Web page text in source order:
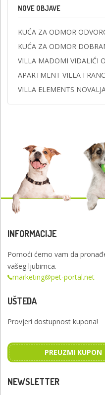
NOVE OBJAVE
KUĆA ZA ODMOR
KUĆA ZA ODMOR
VILLA MADOMI VIDALIĆI
APARTMENT VILLA
VILLA ELEMENTS
INFORMACIJE
Pomoći ćemo vam da
vašeg ljubimca.
marketing@pet-portal.net
UŠTEDA
Provjeri dostupnost kupona!
PREUZMI KUPON
NEWSLETTER